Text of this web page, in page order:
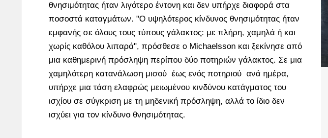
θνησιμότητας ήταν λιγότερο έντονη και δεν υπήρχε διαφορά στα
ποσοστά καταγμάτων. "Ο υψηλότερος κίνδυνος θνησιμότητας ήταν
εμφανής σε όλους τους τύπους γάλακτος: με πλήρη, χαμηλά ή και
χωρίς καθόλου λιπαρά", πρόσθεσε ο Michaelsson και ξεκίνησε από
μια καθημερινή πρόσληψη περίπου δύο ποτηριών γάλακτος. Σε μια
χαμηλότερη κατανάλωση μισού έως ενός ποτηριού ανά ημέρα,
υπήρχε μια τάση ελαφρώς μειωμένου κινδύνου κατάγματος του
ισχίου σε σύγκριση με τη μηδενική πρόσληψη, αλλά το ίδιο δεν
ισχύει για τον κίνδυνο θνησιμότητας.